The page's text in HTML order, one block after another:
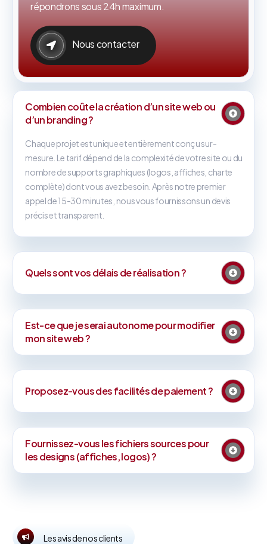
répondrons sous 24h maximum.
Nous contacter
Combien coûte la création d’un site web ou
d’un branding ?
Chaque projet est unique et entièrement conçu sur-
mesure. Le tarif dépend de la complexité de votre site ou du
nombre de supports graphiques (logos, affiches, charte
complète) dont vous avez besoin. Après notre premier
appel de 15-30 minutes, nous vous fournissons un devis
précis et transparent.
Quels sont vos délais de réalisation ?
Est-ce que je serai autonome pour modifier
mon site web ?
Proposez-vous des facilités de paiement ?
Fournissez-vous les fichiers sources pour
les designs (affiches, logos) ?
Les avis de nos clients